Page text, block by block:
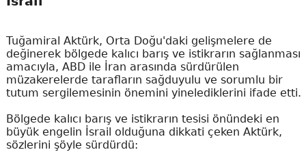
Tuğamiral Aktürk, Orta Doğu'daki gelişmelere de
değinerek bölgede kalıcı barış ve istikrarın sağlanması
amacıyla, ABD ile İran arasında sürdürülen
müzakerelerde tarafların sağduyulu ve sorumlu bir
tutum sergilemesinin önemini yinelediklerini ifade etti.
Bölgede kalıcı barış ve istikrarın tesisi önündeki en
büyük engelin İsrail olduğuna dikkati çeken Aktürk,
sözlerini şöyle sürdürdü: